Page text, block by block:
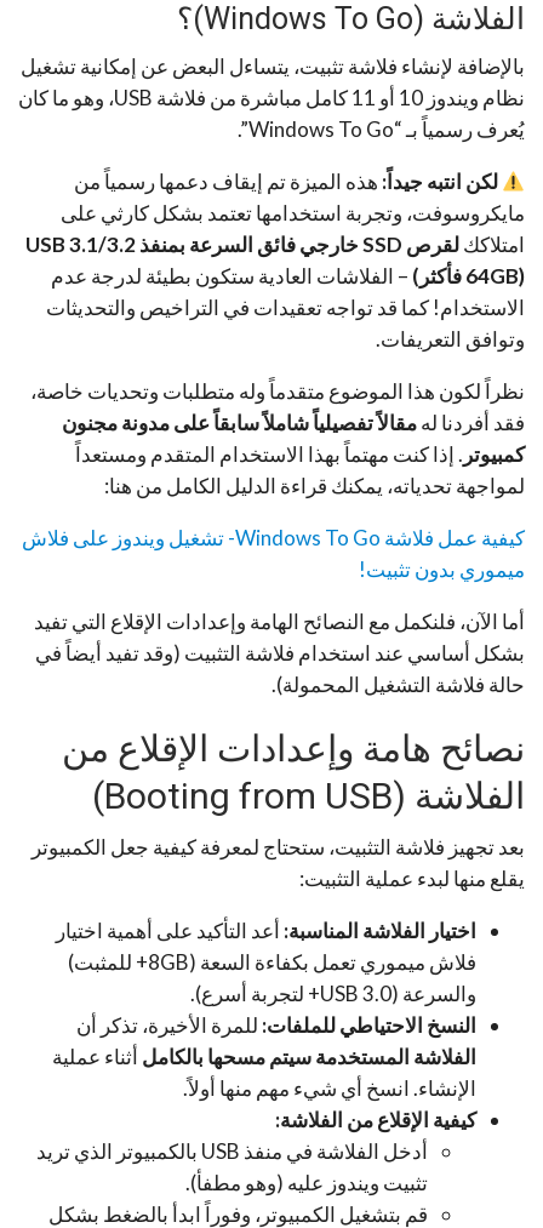
الفلاشة (Windows To Go)؟
بالإضافة لإنشاء فلاشة تثبيت، يتساءل البعض عن إمكانية تشغيل
نظام ويندوز 10 أو 11 كامل مباشرة من فلاشة USB، وهو ما كان
يُعرف رسمياً بـ “Windows To Go”.
لكن انتبه جيداً: هذه الميزة تم إيقاف دعمها رسمياً من
مايكروسوفت، وتجربة استخدامها تعتمد بشكل كارثي على
امتلاكك
لقرص SSD خارجي فائق السرعة بمنفذ USB 3.1/3.2
(64GB فأكثر)
– الفلاشات العادية ستكون بطيئة لدرجة عدم
الاستخدام! كما قد تواجه تعقيدات في التراخيص والتحديثات
وتوافق التعريفات.
نظراً لكون هذا الموضوع متقدماً وله متطلبات وتحديات خاصة،
فقد أفردنا لهمقالاً تفصيلياً شاملاً سابقاً على مدونة مجنون
كمبيوتر . إذا كنت مهتماً بهذا الاستخدام المتقدم ومستعداً
لمواجهة تحدياته، يمكنك قراءة الدليل الكامل من هنا:
كيفية عمل فلاشة Windows To Go- تشغيل ويندوز على فلاش
ميموري بدون تثبيت!
أما الآن، فلنكمل مع النصائح الهامة وإعدادات الإقلاع التي تفيد
بشكل أساسي عند استخدام فلاشة التثبيت (وقد تفيد أيضاً في
حالة فلاشة التشغيل المحمولة).
نصائح هامة وإعدادات الإقلاع من
الفلاشة (Booting from USB)
بعد تجهيز فلاشة التثبيت، ستحتاج لمعرفة كيفية جعل الكمبيوتر
يقلع منها لبدء عملية التثبيت:
اختيار الفلاشة المناسبة: أعد التأكيد على أهمية اختيار
فلاش ميموري تعمل بكفاءة السعة (8GB+ للمثبت)
والسرعة (USB 3.0+ لتجربة أسرع).
النسخ الاحتياطي للملفات: للمرة الأخيرة، تذكر أن
الفلاشة المستخدمة سيتم مسحها بالكامل أثناء عملية
الإنشاء. انسخ أي شيء مهم منها أولاً.
كيفية الإقلاع من الفلاشة:
أدخل الفلاشة في منفذ USB بالكمبيوتر الذي تريد
تثبيت ويندوز عليه (وهو مطفأ).
قم بتشغيل الكمبيوتر، وفوراً ابدأ بالضغط بشكل